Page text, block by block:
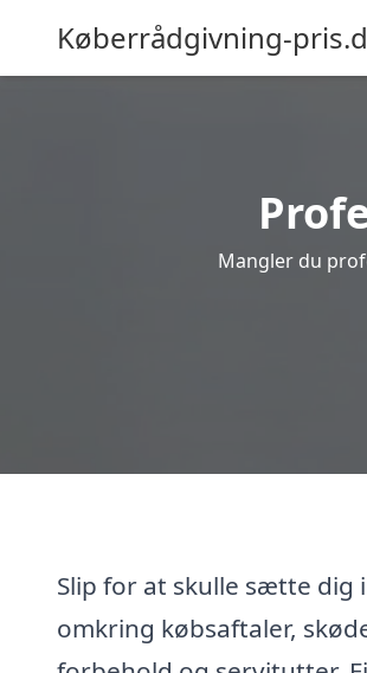
Køberrådgivning-
Mangler du
Slip for at skulle sætte dig
omkring købsaftaler,